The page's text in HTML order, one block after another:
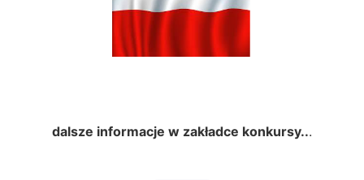
dalsze informacje w zakładce konkursy...